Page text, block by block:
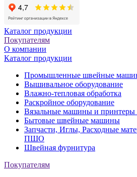
Каталог продукции
Покупателям
О компании
Каталог продукции
Промышленные швейные
Вышивальное оборудование
Влажно-тепловая обработка
Раскройное оборудование
Вязальные машины и принтеры
Бытовые швейные машины
Запчасти, Иглы, Расходные
ПШО
Швейная фурнитура
Покупателям